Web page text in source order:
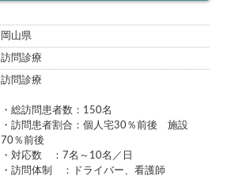
岡山県
訪問診療
訪問診療
・総訪問患者数：150名
・訪問患者割合：個人宅30％前後 施設
70％前後
・対応数 ：7名～10名／日
・訪問体制 ：ドライバー、看護師